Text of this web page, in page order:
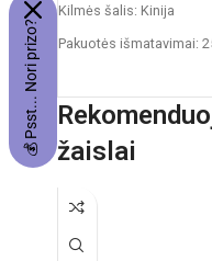
Kilmės šalis: Kinija
Pakuotės išmatavimai:
Dažnis: 2,4 GHz
Nuotolinio valdymo
2xAAA elementai
RC automobilio
akumuliatorius: 3,7V
Rekomenduojamas
žaislai
💰 Psst... Nori prizo?